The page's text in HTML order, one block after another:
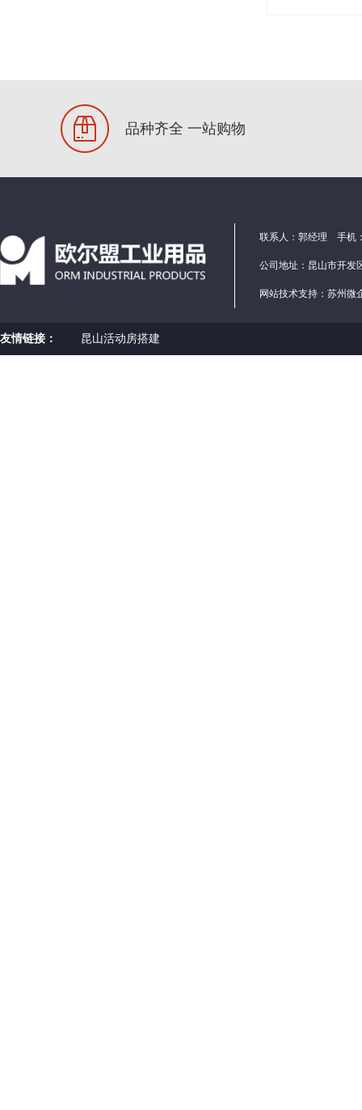
品种齐全 一站购物
联系人：郭经理 手机
公司地址：昆山市开
网站技术支持： 苏州微
友情链接： 昆山活动房搭建